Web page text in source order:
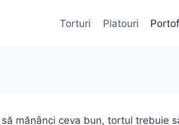
Torturi Platouri
mănânci ceva bun, tortul trebuie